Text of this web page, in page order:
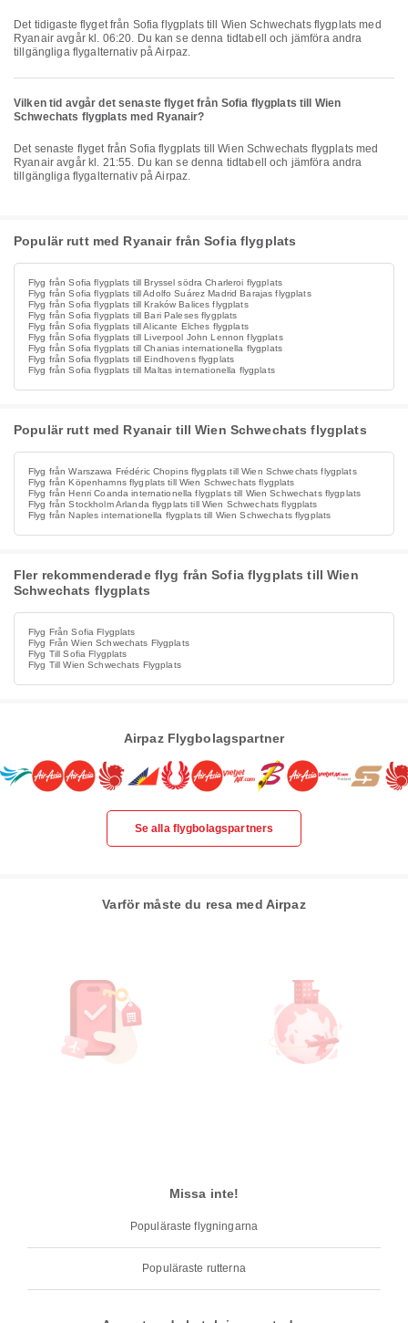
Det tidigaste flyget från Sofia flygplats till Wien Schwechats flygplats med
Ryanair avgår kl. 06:20. Du kan se denna tidtabell och jämföra andra
tillgängliga flygalternativ på Airpaz.
Vilken tid avgår det senaste flyget från Sofia flygplats till Wien
Schwechats flygplats med Ryanair?
Det senaste flyget från Sofia flygplats till Wien Schwechats flygplats med
Ryanair avgår kl. 21:55. Du kan se denna tidtabell och jämföra andra
tillgängliga flygalternativ på Airpaz.
Populär rutt med Ryanair från Sofia flygplats
Flyg från Sofia flygplats till Bryssel södra Charleroi flygplats
Flyg från Sofia flygplats till Adolfo Suárez Madrid Barajas flygplats
Flyg från Sofia flygplats till Kraków Balices flygplats
Flyg från Sofia flygplats till Bari Paleses flygplats
Flyg från Sofia flygplats till Alicante Elches flygplats
Flyg från Sofia flygplats till Liverpool John Lennon flygplats
Flyg från Sofia flygplats till Chanias internationella flygplats
Flyg från Sofia flygplats till Eindhovens flygplats
Flyg från Sofia flygplats till Maltas internationella flygplats
Populär rutt med Ryanair till Wien Schwechats flygplats
Flyg från Warszawa Frédéric Chopins flygplats till Wien Schwechats flygplats
Flyg från Köpenhamns flygplats till Wien Schwechats flygplats
Flyg från Henri Coanda internationella flygplats till Wien Schwechats flygplats
Flyg från Stockholm Arlanda flygplats till Wien Schwechats flygplats
Flyg från Naples internationella flygplats till Wien Schwechats flygplats
Fler rekommenderade flyg från Sofia flygplats till Wien
Schwechats flygplats
Flyg Från Sofia Flygplats
Flyg Från Wien Schwechats Flygplats
Flyg Till Sofia Flygplats
Flyg Till Wien Schwechats Flygplats
Airpaz Flygbolagspartner
Se alla flygbolagspartners
Varför måste du resa med Airpaz
Missa inte!
Populäraste flygningarna
Populäraste rutterna